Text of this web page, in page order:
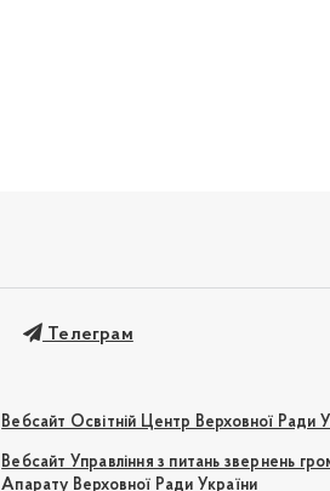
Телеграм
Вебсайт Освітній Центр Верховної Ради
Вебсайт Управління з питань звернень
Апарату Верховної Ради України